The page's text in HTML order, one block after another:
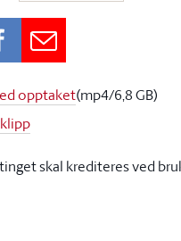
opptaket(mp4/6,8 GB)
skal krediteres ved